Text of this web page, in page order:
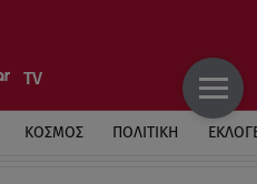
ΚΟΣΜΟΣ ΠΟΛΙΤΙΚΗ